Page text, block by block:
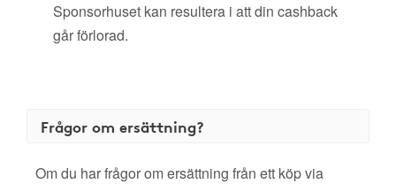
Sponsorhuset kan resultera i att din cashback
går förlorad.
Frågor om ersättning?
Om du har frågor om ersättning från ett köp via